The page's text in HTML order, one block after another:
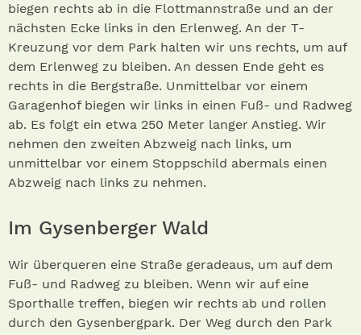
biegen rechts ab in die Flottmannstraße und an der
nächsten Ecke links in den Erlenweg. An der T-
Kreuzung vor dem Park halten wir uns rechts, um auf
dem Erlenweg zu bleiben. An dessen Ende geht es
rechts in die Bergstraße. Unmittelbar vor einem
Garagenhof biegen wir links in einen Fuß- und Radweg
ab. Es folgt ein etwa 250 Meter langer Anstieg. Wir
nehmen den zweiten Abzweig nach links, um
unmittelbar vor einem Stoppschild abermals einen
Abzweig nach links zu nehmen.
Im Gysenberger Wald
Wir überqueren eine Straße geradeaus, um auf dem
Fuß- und Radweg zu bleiben. Wenn wir auf eine
Sporthalle treffen, biegen wir rechts ab und rollen
durch den Gysenbergpark. Der Weg durch den Park